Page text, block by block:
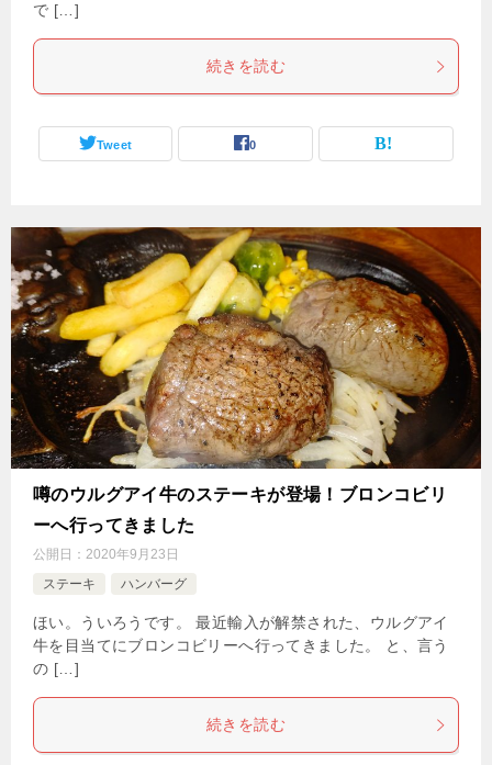
で […]
続きを読む
Tweet 0
噂のウルグアイ牛のステーキが登場！ブロンコビリ
ーへ行ってきました
公開日： 2020年9月23日
ステーキ
ハンバーグ
ほい。ういろうです。 最近輸入が解禁された、ウルグアイ
牛を目当てにブロンコビリーへ行ってきました。 と、言う
の […]
続きを読む